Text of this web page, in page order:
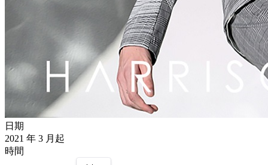
日期
2021 年 3 月起
時間